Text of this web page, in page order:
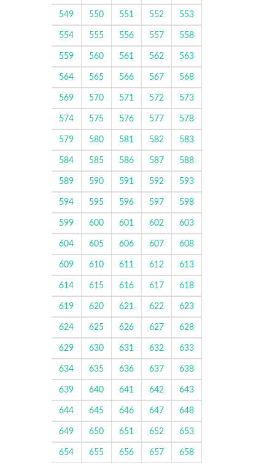
549 550 551 552 553
554 555 556 557 558
559 560 561 562 563
564 565 566 567 568
569 570 571 572 573
574 575 576 577 578
579 580 581 582 583
584 585 586 587 588
589 590 591 592 593
594 595 596 597 598
599 600 601 602 603
604 605 606 607 608
609 610 611 612 613
614 615 616 617 618
619 620 621 622 623
624 625 626 627 628
629 630 631 632 633
634 635 636 637 638
639 640 641 642 643
644 645 646 647 648
649 650 651 652 653
654 655 656 657 658